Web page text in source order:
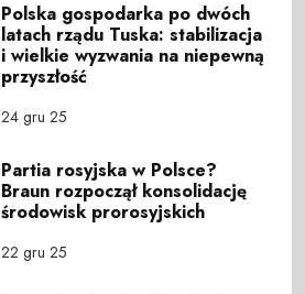
Polska gospodarka po dwóch
latach rządu Tuska: stabilizacja
i wielkie wyzwania na niepewną
przyszłość
24 gru 25
Partia rosyjska w Polsce?
Braun rozpoczął konsolidację
środowisk prorosyjskich
22 gru 25